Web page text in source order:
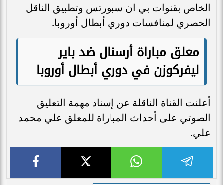
الخاص بقنوات بي ان سبورتس وتطبيق الناقل
الحصري لمنافسات دوري أبطال أوروبا.
معلق مباراة أرسنال ضد باير
ليفركوزن في دوري أبطال أوروبا
أعلنت القناة الناقلة عن إسناد مهمة التعليق
الصوتي على أحداث المباراة للمعلق علي محمد
علي.